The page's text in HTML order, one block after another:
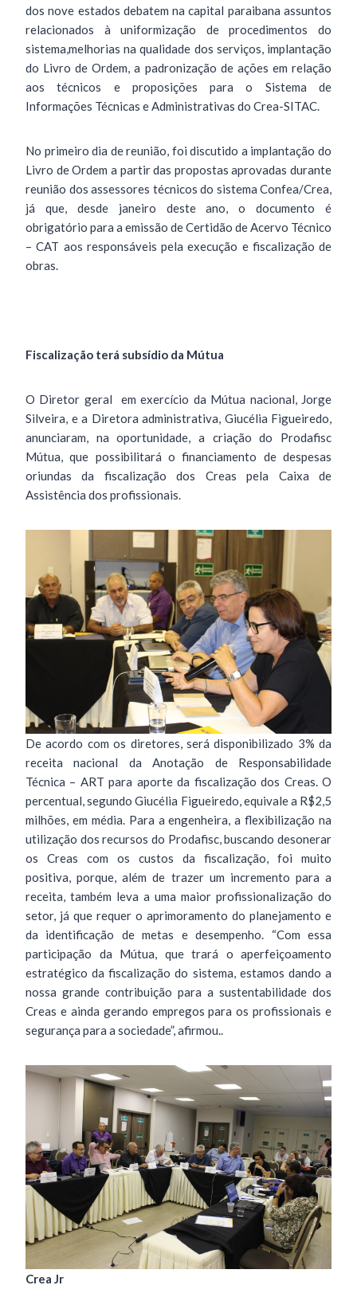
dos nove estados debatem na capital paraibana assuntos
relacionados à uniformização de procedimentos do
sistema,melhorias na qualidade dos serviços, implantação
do Livro de Ordem, a padronização de ações em relação
aos técnicos e proposições para o Sistema de
Informações Técnicas e Administrativas do Crea-SITAC.
No primeiro dia de reunião, foi discutido a implantação do
Livro de Ordem a partir das propostas aprovadas durante
reunião dos assessores técnicos do sistema Confea/Crea,
já que, desde janeiro deste ano, o documento é
obrigatório para a emissão de Certidão de Acervo Técnico
– CAT aos responsáveis pela execução e fiscalização de
obras.
Fiscalização terá subsídio da Mútua
O Diretor geral em exercício da Mútua nacional, Jorge
Silveira, e a Diretora administrativa, Giucélia Figueiredo,
anunciaram, na oportunidade, a criação do Prodafisc
Mútua, que possibilitará o financiamento de despesas
oriundas da fiscalização dos Creas pela Caixa de
Assistência dos profissionais.
De acordo com os diretores, será disponibilizado 3% da
receita nacional da Anotação de Responsabilidade
Técnica – ART para aporte da fiscalização dos Creas. O
percentual, segundo Giucélia Figueiredo, equivale a R$2,5
milhões, em média. Para a engenheira, a flexibilização na
utilização dos recursos do Prodafisc, buscando desonerar
os Creas com os custos da fiscalização, foi muito
positiva, porque, além de trazer um incremento para a
receita, também leva a uma maior profissionalização do
setor, já que requer o aprimoramento do planejamento e
da identificação de metas e desempenho. “Com essa
participação da Mútua, que trará o aperfeiçoamento
estratégico da fiscalização do sistema, estamos dando a
nossa grande contribuição para a sustentabilidade dos
Creas e ainda gerando empregos para os profissionais e
segurança para a sociedade”, afirmou..
Crea Jr